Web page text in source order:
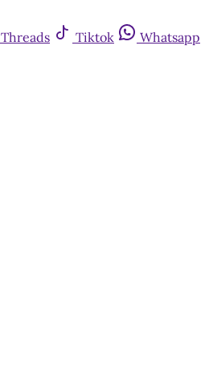
Threads Tiktok
Whatsapp